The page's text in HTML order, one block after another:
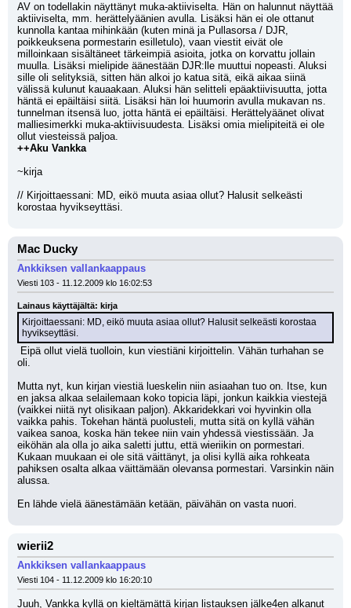
AV on todellakin näyttänyt muka-aktiiviselta. Hän on halunnut näyttää
aktiiviselta, mm. herättelyäänien avulla. Lisäksi hän ei ole ottanut
kunnolla kantaa mihinkään (kuten minä ja Pullasorsa / DJR,
poikkeuksena pormestarin esilletulo), vaan viestit eivät ole
milloinkaan sisältäneet tärkeimpiä asioita, jotka on korvattu jollain
muulla. Lisäksi mielipide äänestään DJR:lle muuttui nopeasti. Aluksi
sille oli selityksiä, sitten hän alkoi jo katua sitä, eikä aikaa siinä
välissä kulunut kauaakaan. Aluksi hän selitteli epäaktiivisuutta, jotta
häntä ei epäiltäisi siitä. Lisäksi hän loi huumorin avulla mukavan ns.
tunnelman itsensä luo, jotta häntä ei epäiltäisi. Herättelyäänet olivat
malliesimerkki muka-aktiivisuudesta. Lisäksi omia mielipiteitä ei ole
ollut viesteissä paljoa.
++Aku Vankka
~kirja
// Kirjoittaessani: MD, eikö muuta asiaa ollut? Halusit selkeästi
korostaa hyvikseyttäsi.
Mac Ducky
Ankkiksen vallankaappaus
Viesti 103 - 11.12.2009 klo 16:02:53
Lainaus käyttäjältä: kirja
Kirjoittaessani: MD, eikö muuta asiaa ollut? Halusit selkeästi korostaa
hyvikseyttäsi.
oli.
Mutta nyt, kun kirjan viestiä lueskelin niin asiaahan tuo on. Itse, kun
en jaksa alkaa selailemaan koko topicia läpi, jonkun kaikkia viestejä
(vaikkei niitä nyt olisikaan paljon). Akkaridekkari voi hyvinkin olla
vaikka pahis. Tokehan häntä puolusteli, mutta sitä on kyllä vähän
vaikea sanoa, koska hän tekee niin vain yhdessä viestissään. Ja
eiköhän ala olla jo aika saletti juttu, että wieriikin on pormestari.
Kukaan muukaan ei ole sitä väittänyt, ja olisi kyllä aika rohkeata
pahiksen osalta alkaa väittämään olevansa pormestari. Varsinkin näin
alussa.
En lähde vielä äänestämään ketään, päivähän on vasta nuori.
wierii2
Ankkiksen vallankaappaus
Viesti 104 - 11.12.2009 klo 16:20:10
Juuh, Vankka kyllä on kieltämättä kirjan listauksen jälke4en alkanut